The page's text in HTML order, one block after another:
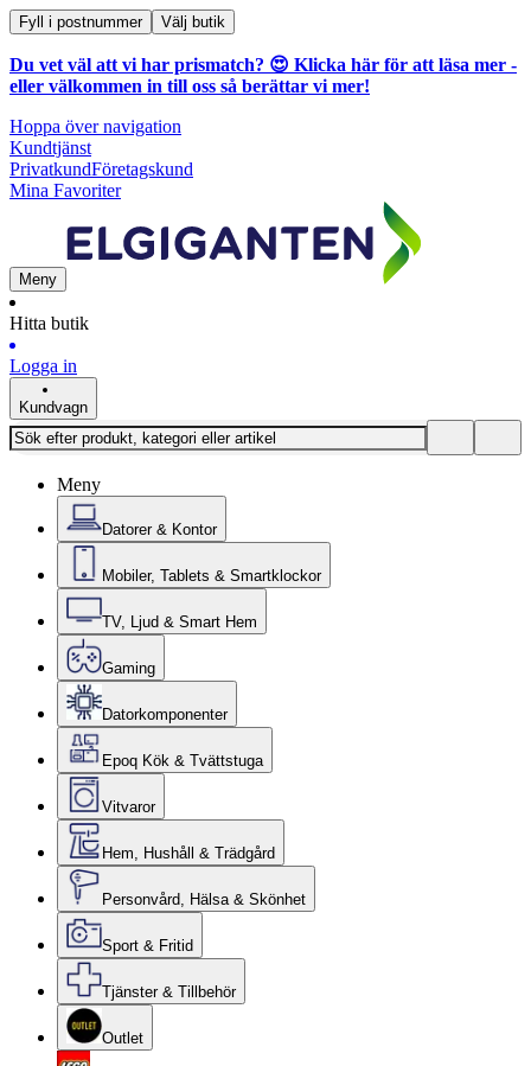
Fyll i postnummer Välj butik
Du vet väl att vi har prismatch? 😍 Klicka här för att läsa mer -
eller välkommen in till oss så berättar vi mer!
Hoppa över navigation
Kundtjänst
PrivatkundFöretagskund
Mina Favoriter
Meny
Hitta butik
Logga in
Kundvagn
Meny
Datorer & Kontor
Mobiler, Tablets & Smartklockor
TV, Ljud & Smart Hem
Gaming
Datorkomponenter
Epoq Kök & Tvättstuga
Vitvaror
Hem, Hushåll & Trädgård
Personvård, Hälsa & Skönhet
Sport & Fritid
Tjänster & Tillbehör
Outlet